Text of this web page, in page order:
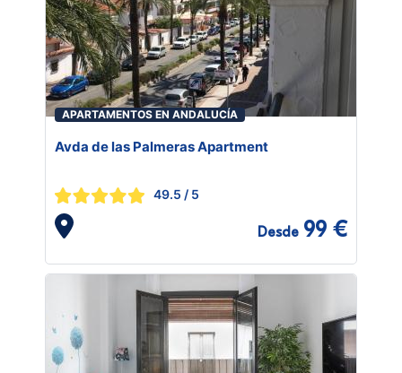
APARTAMENTOS EN ANDALUCÍA
Avda de las Palmeras Apartment
49.5 / 5
Desde 99 €